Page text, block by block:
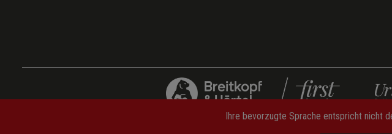
Ihre bevorzugte Sprache entspricht nicht